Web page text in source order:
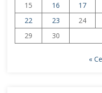
15
16 17
22
23 24
29
30
«